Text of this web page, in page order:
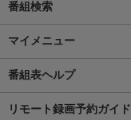
番組検索
マイメニュー
番組表ヘルプ
リモート録画予約ガイド